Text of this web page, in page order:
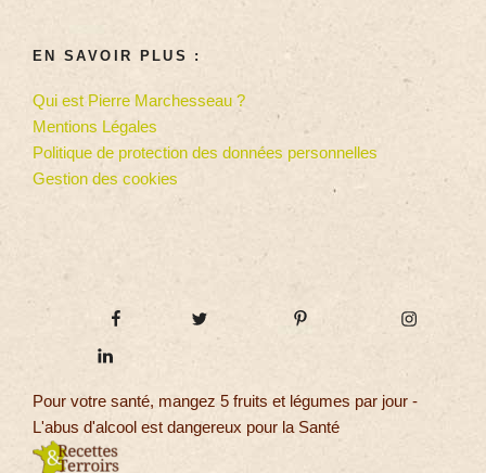
EN SAVOIR PLUS :
Qui est Pierre Marchesseau ?
Mentions Légales
Politique de protection des données personnelles
Gestion des cookies
Pour votre santé, mangez 5 fruits et légumes par jour -
L'abus d'alcool est dangereux pour la Santé